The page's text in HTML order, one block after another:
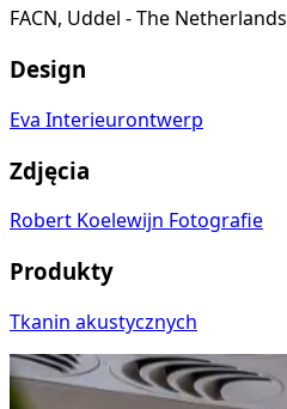
FACN, Uddel - The Netherlands
Design
Eva Interieurontwerp
Zdjęcia
Robert Koelewijn Fotografie
Produkty
Tkanin akustycznych